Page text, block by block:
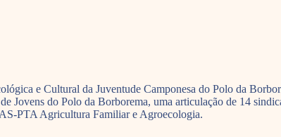
e Cultural da Juventude Camponesa do Polo da
Jovens do Polo da Borborema, uma articulação de 14
PTA Agricultura Familiar e Agroecologia.